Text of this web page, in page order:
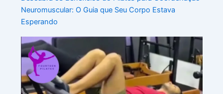
Neuromuscular: O Guia que Seu Corpo Estava
Esperando